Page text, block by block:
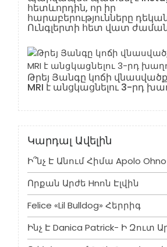
հետևորդին, որ իր
հարաբերությունները
Ունգլերտի հետ վատ
Թրեյ Յանգը կոճի
MRI է անցկացնելու 3-րդ
Կարդալ Ավելին
Ի՞նչ Է Անում Հիմա Apolo
Որքան Արժե Hnոն Էլվին
Felice «lil Bulldog» Հերրիգ
Ինչ Է Danica Patrick- Ի Զուտ